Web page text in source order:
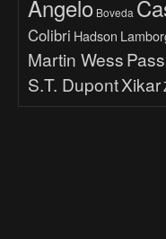
Angelo Boveda
Colibri Hadson
Martin Wess
S.T. DupontXikar